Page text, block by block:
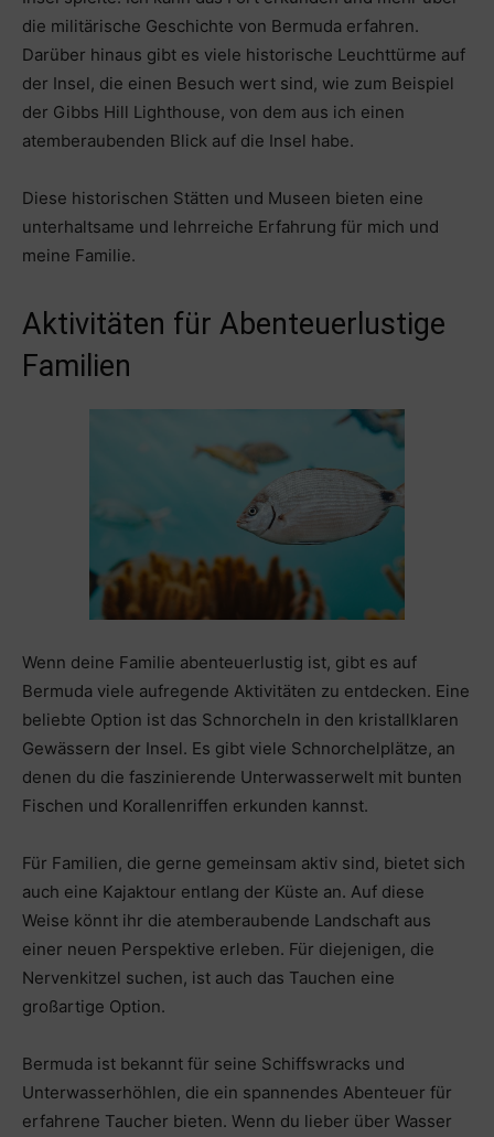
die militärische Geschichte von Bermuda erfahren.
Darüber hinaus gibt es viele historische Leuchttürme auf
der Insel, die einen Besuch wert sind, wie zum Beispiel
der Gibbs Hill Lighthouse, von dem aus ich einen
atemberaubenden Blick auf die Insel habe.
Diese historischen Stätten und Museen bieten eine
unterhaltsame und lehrreiche Erfahrung für mich und
meine Familie.
Aktivitäten für Abenteuerlustige
Familien
Wenn deine Familie abenteuerlustig ist, gibt es auf
Bermuda viele aufregende Aktivitäten zu entdecken. Eine
beliebte Option ist das Schnorcheln in den kristallklaren
Gewässern der Insel. Es gibt viele Schnorchelplätze, an
denen du die faszinierende Unterwasserwelt mit bunten
Fischen und Korallenriffen erkunden kannst.
Für Familien, die gerne gemeinsam aktiv sind, bietet sich
auch eine Kajaktour entlang der Küste an. Auf diese
Weise könnt ihr die atemberaubende Landschaft aus
einer neuen Perspektive erleben. Für diejenigen, die
Nervenkitzel suchen, ist auch das Tauchen eine
großartige Option.
Bermuda ist bekannt für seine Schiffswracks und
Unterwasserhöhlen, die ein spannendes Abenteuer für
erfahrene Taucher bieten. Wenn du lieber über Wasser